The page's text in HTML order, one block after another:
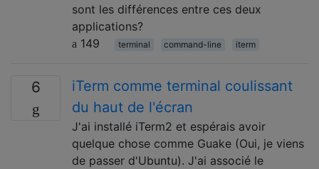
sont les différences entre ces deux
applications?
149
terminal command-line iterm
6
iTerm comme terminal coulissant
du haut de l'écran
J'ai installé iTerm2 et espérais avoir
quelque chose comme Guake (Oui, je viens
de passer d'Ubuntu). J'ai associé le